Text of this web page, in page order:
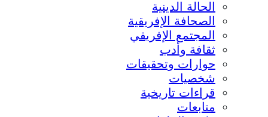
الحالة الدينية
الصحافة الإفريقية
المجتمع الإفريقي
ثقافة وأدب
حوارات وتحقيقات
شخصيات
قراءات تاريخية
متابعات